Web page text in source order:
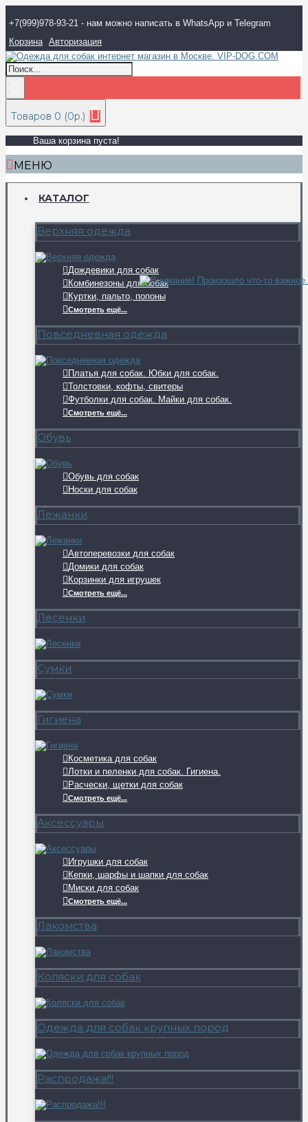
+7(999)978-93-21 - нам можно написать в WhatsApp и Telegram
Корзина Авторизация
Товаров 0 (0р.)
Ваша корзина пуста!
МЕНЮ
КАТАЛОГ
Верхняя одежда
Дождевики для собак
Комбинезоны для собак
Куртки, пальто, попоны
Смотреть ещё...
Повседневная одежда
Платья для собак. Юбки для собак.
Толстовки, кофты, свитеры
Футболки для собак. Майки для собак.
Смотреть ещё...
Обувь
Обувь для собак
Носки для собак
Лежанки
Автоперевозки для собак
Домики для собак
Корзинки для игрушек
Смотреть ещё...
Лесенки
Сумки
Гигиена
Косметика для собак
Лотки и пеленки для собак. Гигиена.
Расчески, щетки для собак
Смотреть ещё...
Аксессуары
Игрушки для собак
Кепки, шарфы и шапки для собак
Миски для собак
Смотреть ещё...
Лакомства
Коляски для собак
Одежда для собак крупных пород
Распродажа!!!